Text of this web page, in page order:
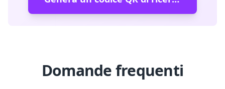
Domande frequenti